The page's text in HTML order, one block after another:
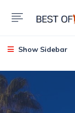
Show Sidebar